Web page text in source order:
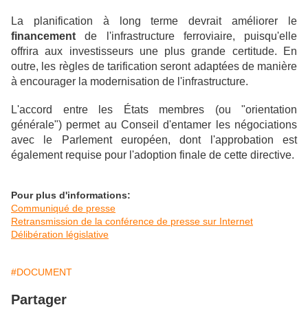
La planification à long terme devrait améliorer le
financement de l'infrastructure ferroviaire, puisqu'elle
offrira aux investisseurs une plus grande certitude. En
outre, les règles de tarification seront adaptées de manière
à encourager la modernisation de l'infrastructure.
L'accord entre les États membres (ou "orientation
générale") permet au Conseil d'entamer les négociations
avec le Parlement européen, dont l'approbation est
également requise pour l'adoption finale de cette directive.
Pour plus d'informations:
Communiqué de presse
Retransmission de la conférence de presse sur Internet
Délibération législative
#DOCUMENT
Partager